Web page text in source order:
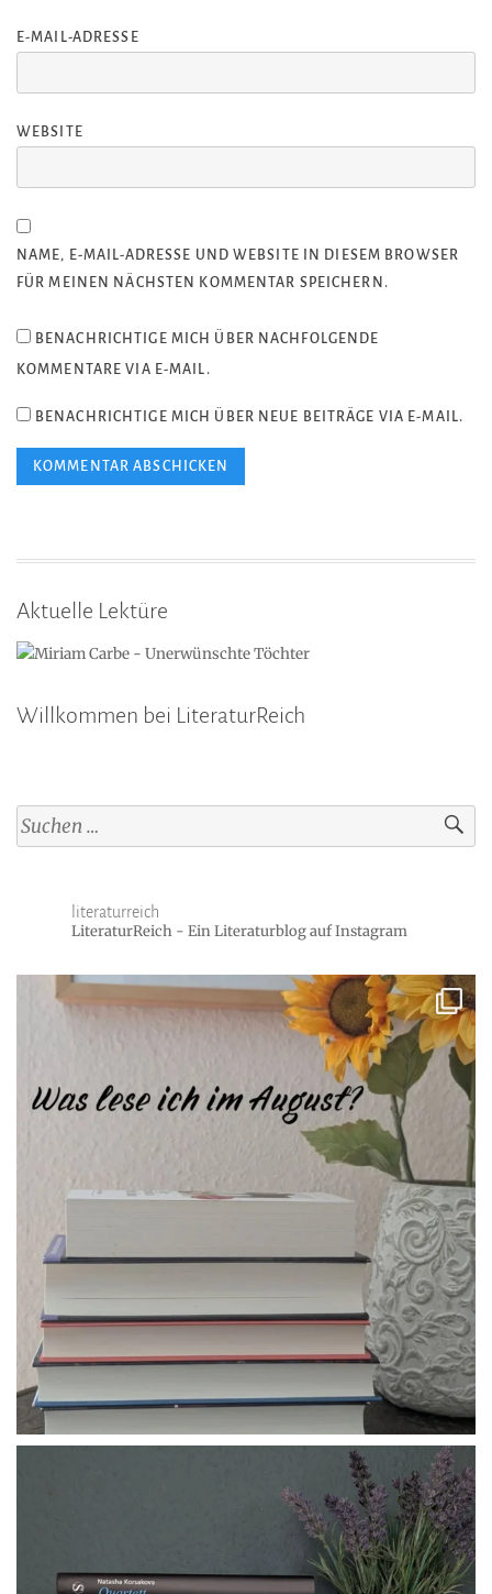
E-MAIL-ADRESSE
WEBSITE
NAME, E-MAIL-ADRESSE UND WEBSITE IN DIESEM BROWSER
FÜR MEINEN NÄCHSTEN KOMMENTAR SPEICHERN.
BENACHRICHTIGE MICH ÜBER NACHFOLGENDE
KOMMENTARE VIA E-MAIL.
BENACHRICHTIGE MICH ÜBER NEUE BEITRÄGE VIA E-MAIL.
Aktuelle Lektüre
Willkommen bei LiteraturReich
Suchen
nach:
literaturreich
LiteraturReich - Ein Literaturblog auf Instagram